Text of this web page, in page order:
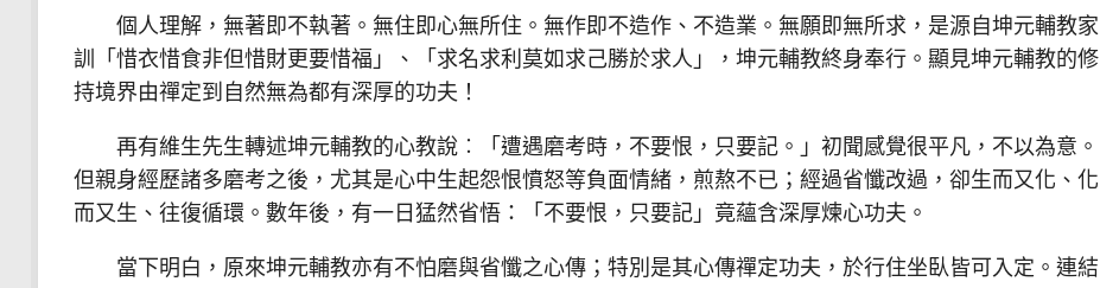
個人理解，無著即不執著。無住即心無所住。無作即不造作、不造業。無願即無所求，是源自坤元輔教家
訓「惜衣惜食非但惜財更要惜福」、「求名求利莫如求己勝於求人」，坤元輔教終身奉行。顯見坤元輔教的修
持境界由禪定到自然無為都有深厚的功夫！
再有維生先生轉述坤元輔教的心教說︰「遭遇磨考時，不要恨，只要記。」初聞感覺很平凡，不以為意。
但親身經歷諸多磨考之後，尤其是心中生起怨恨憤怒等負面情緒，煎熬不已；經過省懺改過，卻生而又化、化
而又生、往復循環。數年後，有一日猛然省悟：「不要恨，只要記」竟蘊含深厚煉心功夫。
當下明白，原來坤元輔教亦有不怕磨與省懺之心傳；特別是其心傳禪定功夫，於行住坐臥皆可入定。連結